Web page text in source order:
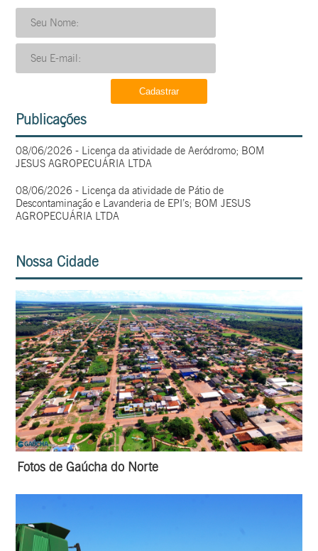
Publicações
08/06/2026 - Licença da atividade de Aeródromo; BOM
JESUS AGROPECUÁRIA LTDA
08/06/2026 - Licença da atividade de Pátio de
Descontaminação e Lavanderia de EPI’s; BOM JESUS
AGROPECUÁRIA LTDA
Nossa Cidade
Fotos de Gaúcha do Norte